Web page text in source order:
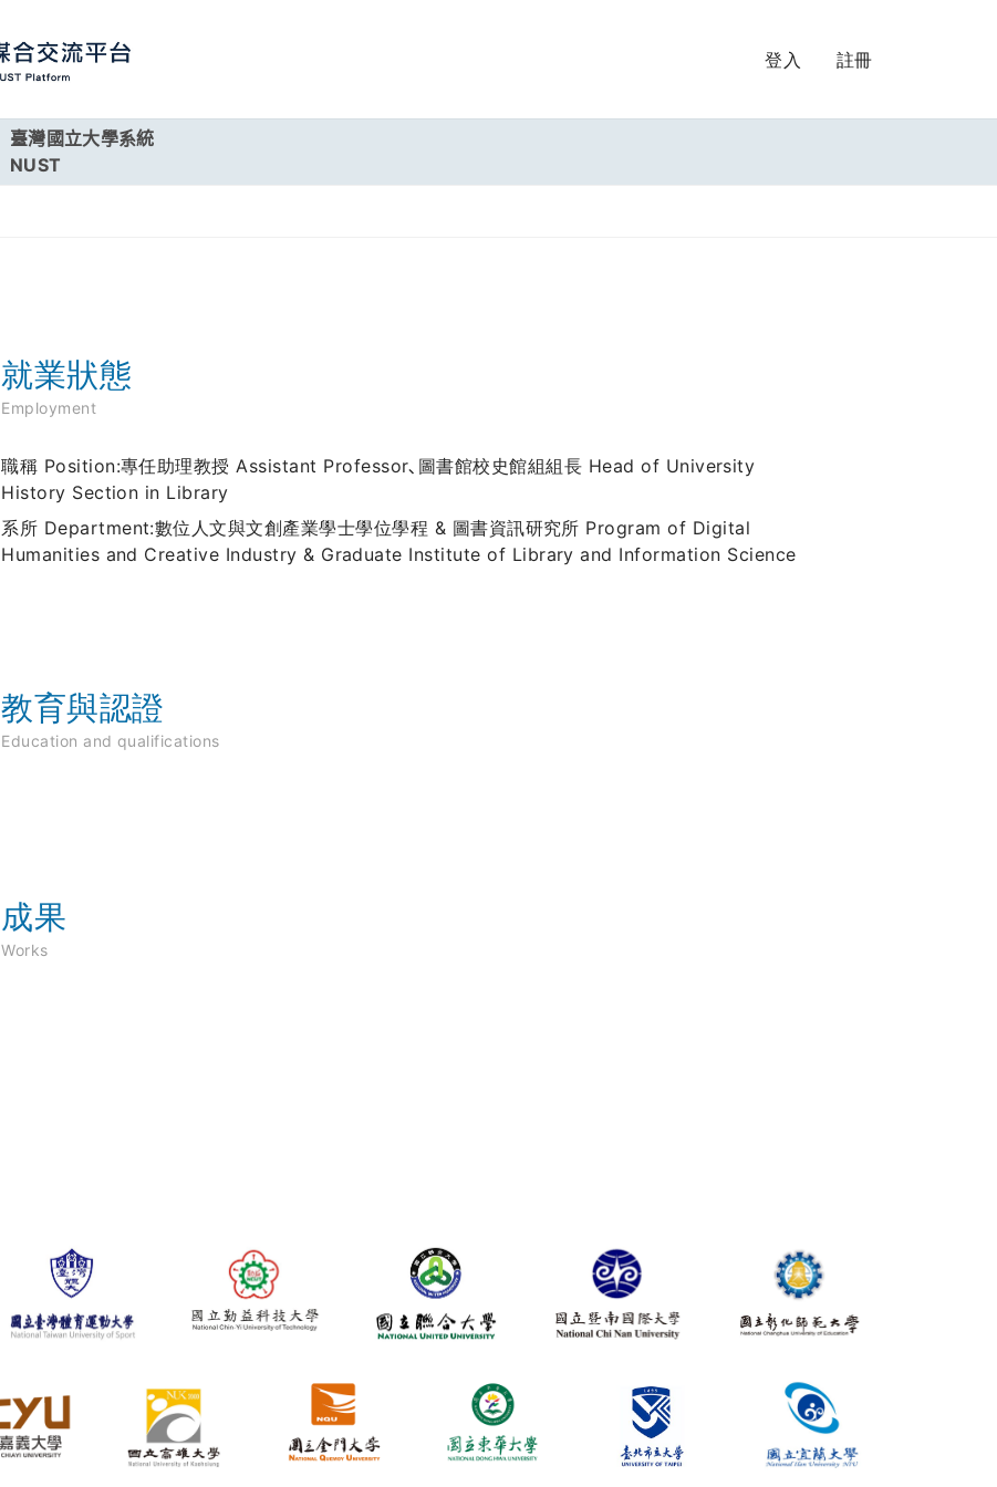
登入 註冊
臺灣國立大學系統
NUST
就業狀態
Employment
職稱 Position:專任助理教授 Assistant Professor､圖書館校史館組組長 Head of University
History Section in Library
系所 Department:數位人文與文創產業學士學位學程 & 圖書資訊研究所 Program of Digital
Humanities and Creative Industry & Graduate Institute of Library and Information Science
教育與認證
Education and qualifications
成果
Works